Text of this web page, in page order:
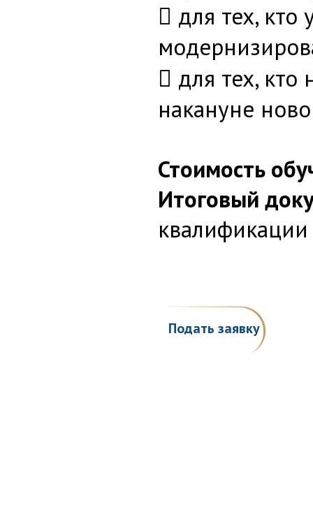
 для тех,
 для тех,
накануне
Стоимость
Итоговый
квалификации
Подать заявку